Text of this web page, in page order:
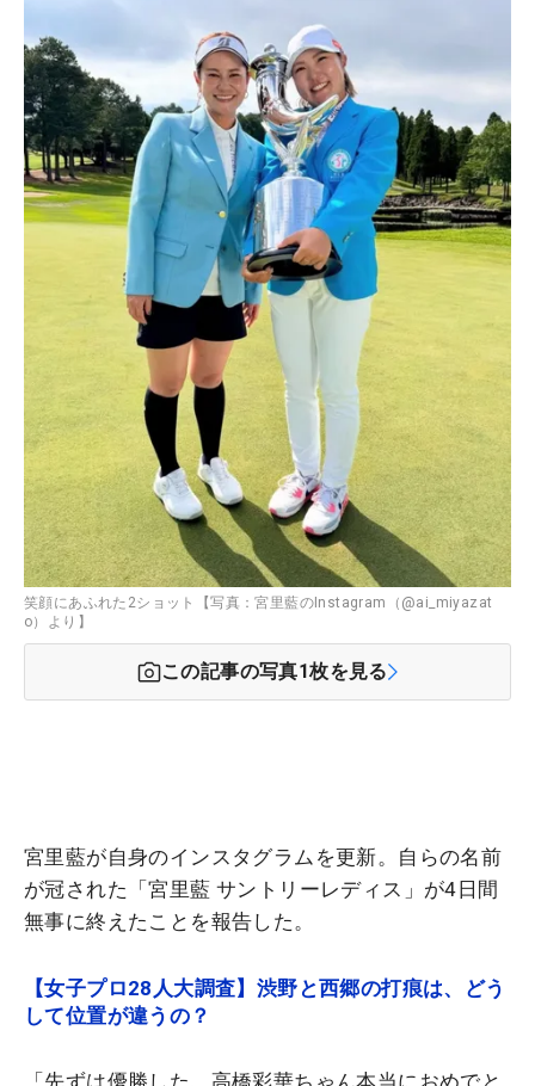
笑顔にあふれた2ショット【写真：宮里藍のInstagram（@ai_miyazat
o）より】
この記事の写真1枚を見る
宮里藍が自身のインスタグラムを更新。自らの名前
が冠された「宮里藍 サントリーレディス」が4日間
無事に終えたことを報告した。
【女子プロ28人大調査】渋野と西郷の打痕は、どう
して位置が違うの？